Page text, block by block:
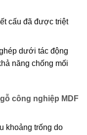
cấu đã được triệt
dưới tác động
năng chống mối
công nghiệp MDF
khoảng trống do